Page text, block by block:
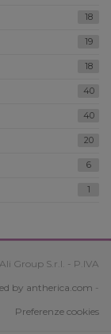
18
19
18
40
40
20
6
1
Group S.r.l. - P.IVA
by antherica.com -
Preferenze cookies